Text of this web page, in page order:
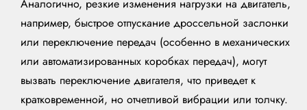
Аналогично, резкие изменения нагрузки на двигатель,
например, быстрое отпускание дроссельной заслонки
или переключение передач (особенно в механических
или автоматизированных коробках передач), могут
вызвать переключение двигателя, что приведет к
кратковременной, но отчетливой вибрации или толчку.